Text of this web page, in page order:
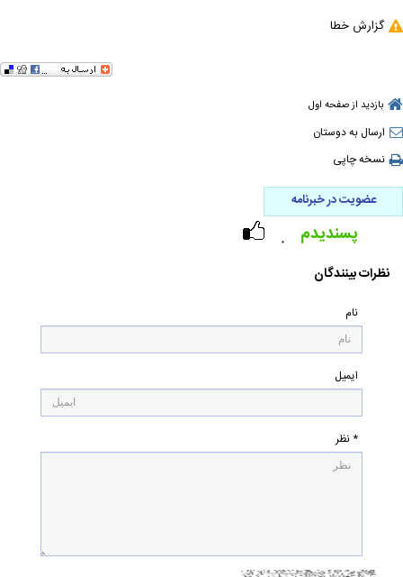
گزارش خطا
بازدید از صفحه اول
ارسال به دوستان
نسخه چاپی
عضویت در خبرنامه
۰ پسندیدم
نظرات بینندگان
نام
ایمیل
* نظر